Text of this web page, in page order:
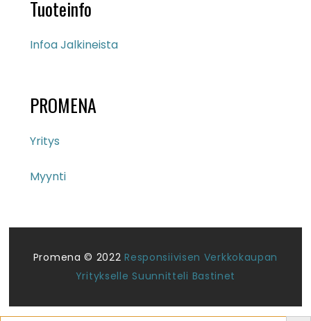
Tuoteinfo
Infoa Jalkineista
PROMENA
Yritys
Myynti
Promena © 2022Responsiivisen Verkkokaupan
Yritykselle Suunnitteli Bastinet
Search